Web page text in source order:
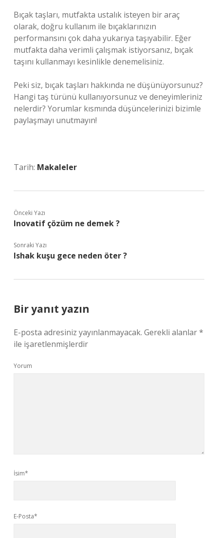
Bıçak taşları, mutfakta ustalık isteyen bir araç
olarak, doğru kullanım ile bıçaklarınızın
performansını çok daha yukarıya taşıyabilir. Eğer
mutfakta daha verimli çalışmak istiyorsanız, bıçak
taşını kullanmayı kesinlikle denemelisiniz.
Peki siz, bıçak taşları hakkında ne düşünüyorsunuz?
Hangi taş türünü kullanıyorsunuz ve deneyimleriniz
nelerdir? Yorumlar kısmında düşüncelerinizi bizimle
paylaşmayı unutmayın!
Tarih: Makaleler
Önceki Yazı
Inovatif çözüm ne demek ?
Sonraki Yazı
Ishak kuşu gece neden öter ?
Bir yanıt yazın
E-posta adresiniz yayınlanmayacak. Gerekli alanlar*
ile işaretlenmişlerdir
Yorum
İsim*
E-Posta*